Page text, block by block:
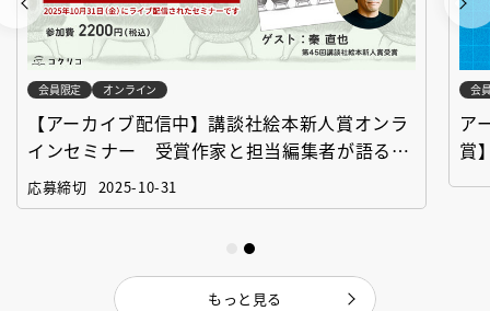
会員限定 オンライン
【アーカイブ配信中】講談社絵本新人賞オンラ
インセミナー 受賞作家と担当編集者が語る
「絵本創作実践講座」
応募締切 2025-10-31
会
ア
賞
もっと見る